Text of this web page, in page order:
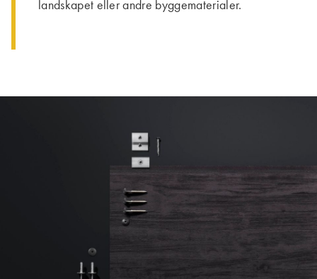
landskapet eller andre byggematerialer.